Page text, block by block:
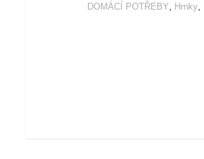
DOMÁCÍ POTŘEBY Hrnky